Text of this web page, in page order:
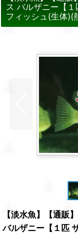
ス バルザニー【
フィッシュ(生体)(
【淡水魚】【通販
バルザニー【１匹